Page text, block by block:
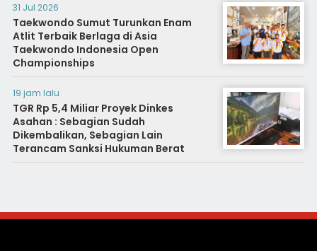
31 Jul 2026
Taekwondo Sumut Turunkan Enam
Atlit Terbaik Berlaga di Asia
Taekwondo Indonesia Open
Championships
19 jam lalu
TGR Rp 5,4 Miliar Proyek Dinkes
Asahan : Sebagian Sudah
Dikembalikan, Sebagian Lain
Terancam Sanksi Hukuman Berat